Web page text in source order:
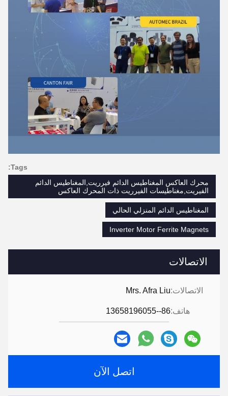
الاتصالات
الاتصالات:Mrs. Afra Liu
هاتف:86--13658196055
اتصل الآن
Tags:
محرك العاكس المغناطيس الدائم فيرريت,المغناطيس الدائم
الفيريت,مغناطيسات الفيرريت ذات المحرك العاكس
المغناطيس الدائم المنزلي الحالي
Inverter Motor Ferrite Magnets